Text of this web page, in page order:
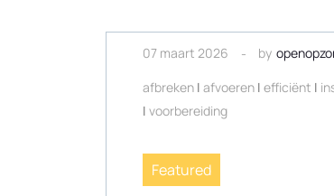
07 maart 2026 by
afbreken | afvoeren | efficiënt |
| voorbereiding
Featured